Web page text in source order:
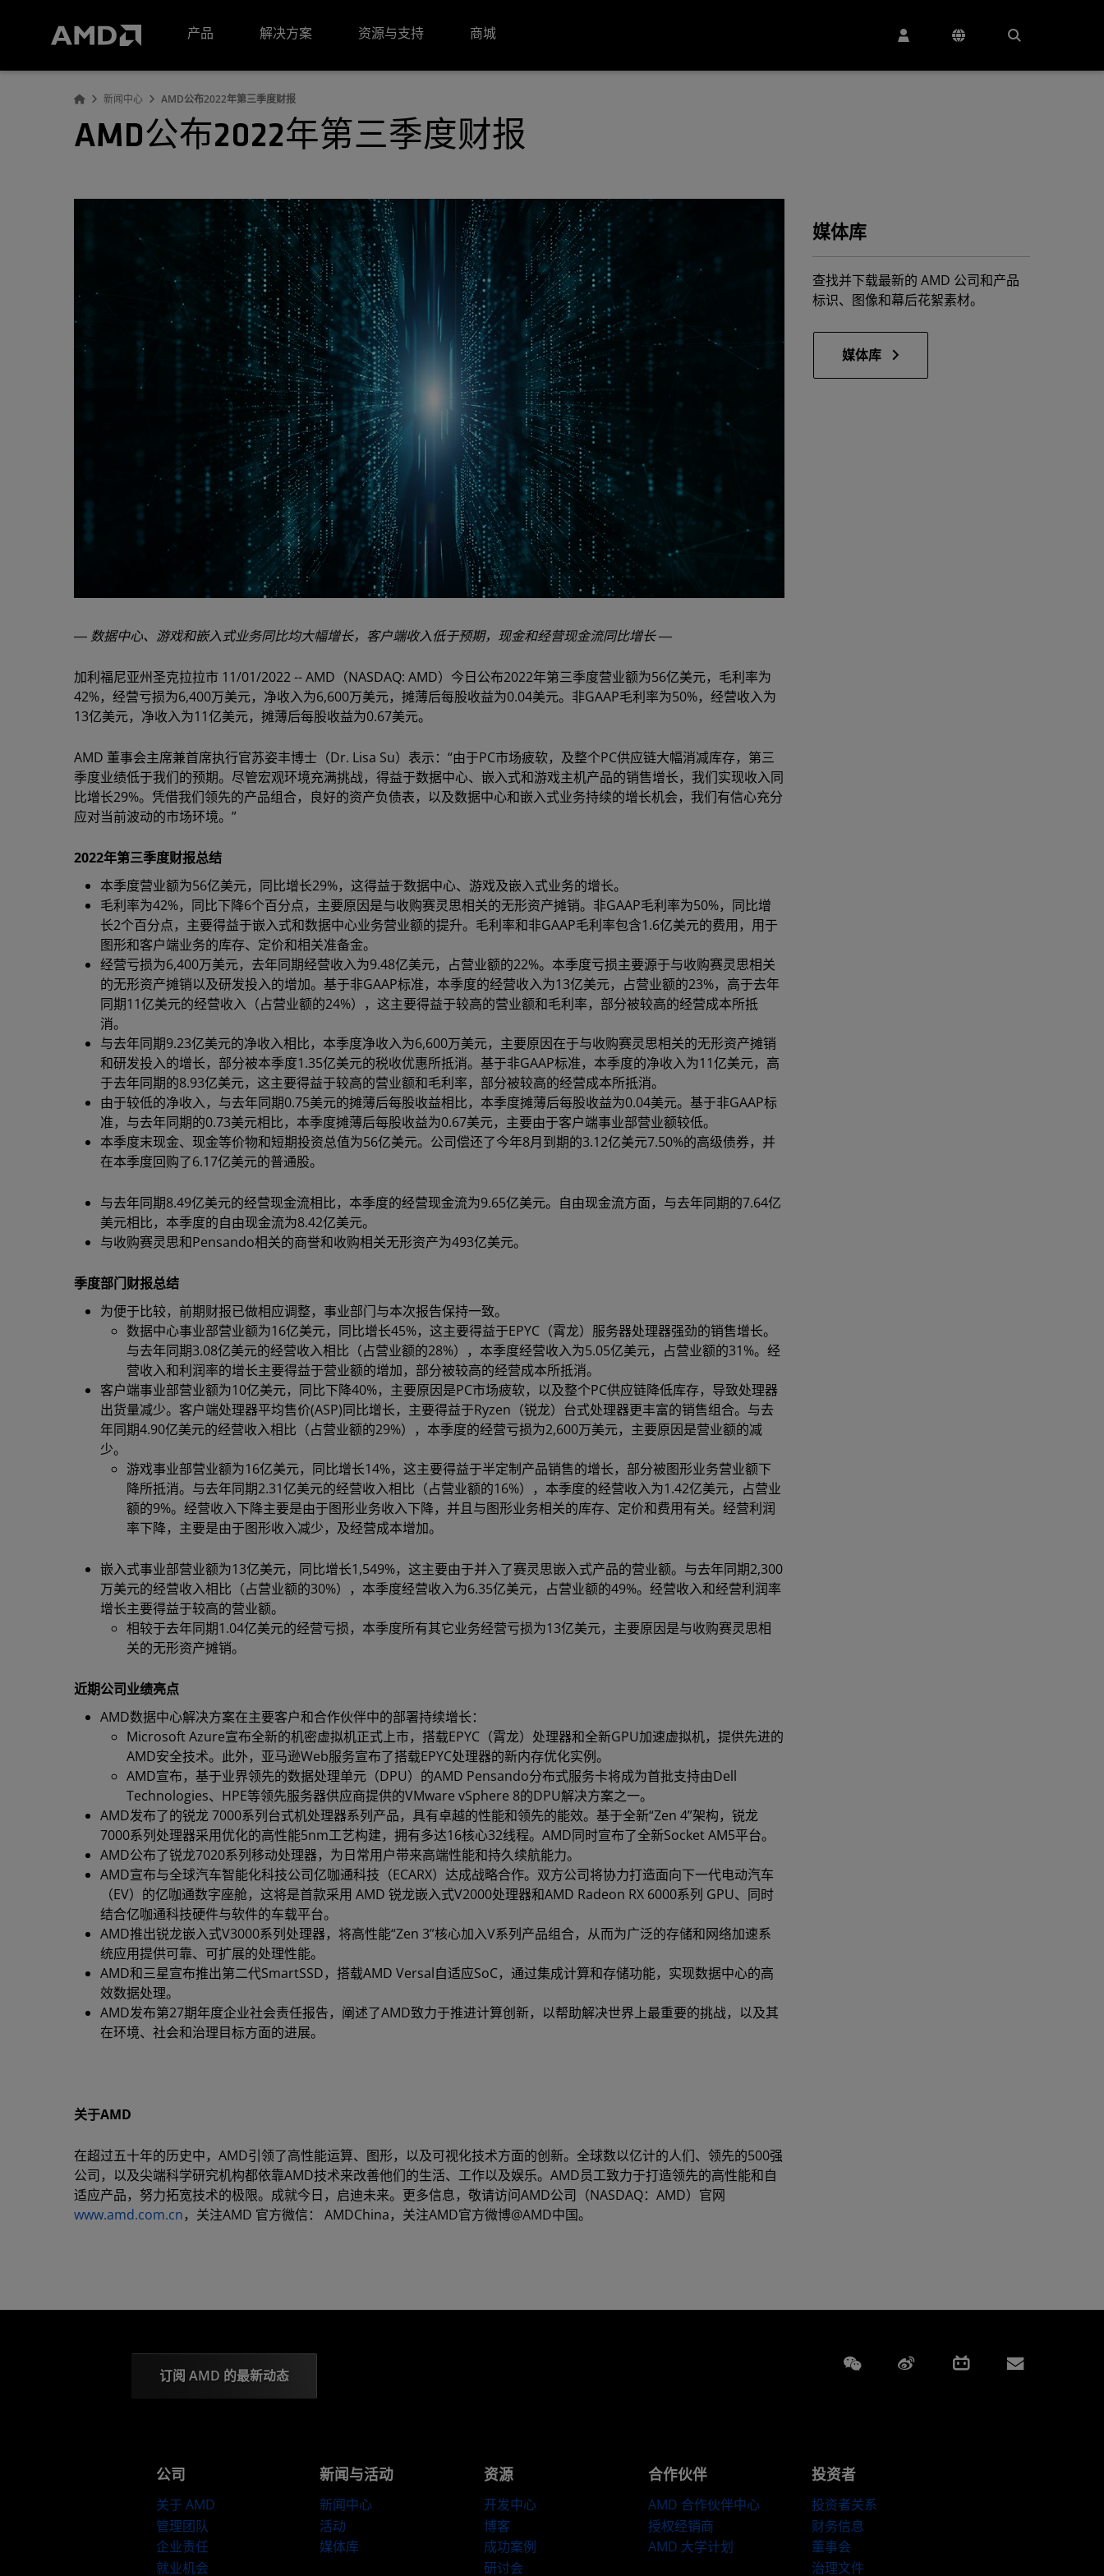
产品
解决方案 资源与支持 商城
新闻中心 AMD公布2022年第三季度财报
AMD公布2022年第三季度财报
― 数据中心、游戏和嵌入式业务同比均大幅增长，客户端收入低于预期，现金和经营现金流同比增长 ―
加利福尼亚州圣克拉拉市 11/01/2022 -- AMD（NASDAQ: AMD）今日公布2022年第三季度营业额为56亿美元，毛利率为
42%，经营亏损为6,400万美元，净收入为6,600万美元，摊薄后每股收益为0.04美元。非GAAP毛利率为50%，经营收入为
13亿美元，净收入为11亿美元，摊薄后每股收益为0.67美元。
AMD 董事会主席兼首席执行官苏姿丰博士（Dr. Lisa Su）表示：“由于PC市场疲软，及整个PC供应链大幅消减库存，第三
季度业绩低于我们的预期。尽管宏观环境充满挑战，得益于数据中心、嵌入式和游戏主机产品的销售增长，我们实现收入同
比增长29%。凭借我们领先的产品组合，良好的资产负债表，以及数据中心和嵌入式业务持续的增长机会，我们有信心充分
应对当前波动的市场环境。”
2022年第三季度财报总结
本季度营业额为56亿美元，同比增长29%，这得益于数据中心、游戏及嵌入式业务的增长。
毛利率为42%，同比下降6个百分点，主要原因是与收购赛灵思相关的无形资产摊销。非GAAP毛利率为50%，同比增
长2个百分点，主要得益于嵌入式和数据中心业务营业额的提升。毛利率和非GAAP毛利率包含1.6亿美元的费用，用于
图形和客户端业务的库存、定价和相关准备金。
经营亏损为6,400万美元，去年同期经营收入为9.48亿美元，占营业额的22%。本季度亏损主要源于与收购赛灵思相关
的无形资产摊销以及研发投入的增加。基于非GAAP标准，本季度的经营收入为13亿美元，占营业额的23%，高于去年
同期11亿美元的经营收入（占营业额的24%），这主要得益于较高的营业额和毛利率，部分被较高的经营成本所抵
消。
与去年同期9.23亿美元的净收入相比，本季度净收入为6,600万美元，主要原因在于与收购赛灵思相关的无形资产摊销
和研发投入的增长，部分被本季度1.35亿美元的税收优惠所抵消。基于非GAAP标准，本季度的净收入为11亿美元，高
于去年同期的8.93亿美元，这主要得益于较高的营业额和毛利率，部分被较高的经营成本所抵消。
由于较低的净收入，与去年同期0.75美元的摊薄后每股收益相比，本季度摊薄后每股收益为0.04美元。基于非GAAP标
准，与去年同期的0.73美元相比，本季度摊薄后每股收益为0.67美元，主要由于客户端事业部营业额较低。
本季度末现金、现金等价物和短期投资总值为56亿美元。公司偿还了今年8月到期的3.12亿美元7.50%的高级债券，并
在本季度回购了6.17亿美元的普通股。
与去年同期8.49亿美元的经营现金流相比，本季度的经营现金流为9.65亿美元。自由现金流方面，与去年同期的7.64亿
美元相比，本季度的自由现金流为8.42亿美元。
与收购赛灵思和Pensando相关的商誉和收购相关无形资产为493亿美元。
季度部门财报总结
为便于比较，前期财报已做相应调整，事业部门与本次报告保持一致。
数据中心事业部营业额为16亿美元，同比增长45%，这主要得益于EPYC（霄龙）服务器处理器强劲的销售增长。
与去年同期3.08亿美元的经营收入相比（占营业额的28%），本季度经营收入为5.05亿美元，占营业额的31%。经
营收入和利润率的增长主要得益于营业额的增加，部分被较高的经营成本所抵消。
客户端事业部营业额为10亿美元，同比下降40%，主要原因是PC市场疲软，以及整个PC供应链降低库存，导致处理器
出货量减少。客户端处理器平均售价(ASP)同比增长，主要得益于Ryzen（锐龙）台式处理器更丰富的销售组合。与去
年同期4.90亿美元的经营收入相比（占营业额的29%），本季度的经营亏损为2,600万美元，主要原因是营业额的减
少。
游戏事业部营业额为16亿美元，同比增长14%，这主要得益于半定制产品销售的增长，部分被图形业务营业额下
降所抵消。与去年同期2.31亿美元的经营收入相比（占营业额的16%），本季度的经营收入为1.42亿美元，占营业
额的9%。经营收入下降主要是由于图形业务收入下降，并且与图形业务相关的库存、定价和费用有关。经营利润
率下降，主要是由于图形收入减少，及经营成本增加。
嵌入式事业部营业额为13亿美元，同比增长1,549%，这主要由于并入了赛灵思嵌入式产品的营业额。与去年同期2,300
万美元的经营收入相比（占营业额的30%），本季度经营收入为6.35亿美元，占营业额的49%。经营收入和经营利润率
增长主要得益于较高的营业额。
相较于去年同期1.04亿美元的经营亏损，本季度所有其它业务经营亏损为13亿美元，主要原因是与收购赛灵思相
关的无形资产摊销。
近期公司业绩亮点
AMD数据中心解决方案在主要客户和合作伙伴中的部署持续增长：
Microsoft Azure宣布全新的机密虚拟机正式上市，搭载EPYC（霄龙）处理器和全新GPU加速虚拟机，提供先进的
AMD安全技术。此外，亚马逊Web服务宣布了搭载EPYC处理器的新内存优化实例。
AMD宣布，基于业界领先的数据处理单元（DPU）的AMD Pensando分布式服务卡将成为首批支持由Dell
Technologies、HPE等领先服务器供应商提供的VMware vSphere 8的DPU解决方案之一。
AMD发布了的锐龙 7000系列台式机处理器系列产品，具有卓越的性能和领先的能效。基于全新“Zen 4”架构，锐龙
7000系列处理器采用优化的高性能5nm工艺构建，拥有多达16核心32线程。AMD同时宣布了全新Socket AM5平台。
AMD公布了锐龙7020系列移动处理器，为日常用户带来高端性能和持久续航能力。
AMD宣布与全球汽车智能化科技公司亿咖通科技（ECARX）达成战略合作。双方公司将协力打造面向下一代电动汽车
（EV）的亿咖通数字座舱，这将是首款采用 AMD 锐龙嵌入式V2000处理器和AMD Radeon RX 6000系列 GPU、同时
结合亿咖通科技硬件与软件的车载平台。
AMD推出锐龙嵌入式V3000系列处理器，将高性能“Zen 3”核心加入V系列产品组合，从而为广泛的存储和网络加速系
统应用提供可靠、可扩展的处理性能。
AMD和三星宣布推出第二代SmartSSD，搭载AMD Versal自适应SoC，通过集成计算和存储功能，实现数据中心的高
效数据处理。
AMD发布第27期年度企业社会责任报告，阐述了AMD致力于推进计算创新，以帮助解决世界上最重要的挑战，以及其
在环境、社会和治理目标方面的进展。
关于AMD
在超过五十年的历史中，AMD引领了高性能运算、图形，以及可视化技术方面的创新。全球数以亿计的人们、领先的500强
公司，以及尖端科学研究机构都依靠AMD技术来改善他们的生活、工作以及娱乐。AMD员工致力于打造领先的高性能和自
适应产品，努力拓宽技术的极限。成就今日，启迪未来。更多信息，敬请访问AMD公司（NASDAQ：AMD）官网
www.amd.com.cn，关注AMD 官方微信： AMDChina，关注AMD官方微博@AMD中国。
媒体库
查找并下载最新的 AMD 公司和产品
标识、图像和幕后花絮素材。
媒体库
订阅 AMD 的最新动态
Weixin Weibo Bilibili
公司
关于 AMD
管理团队
企业责任
就业机会
新闻与活动
新闻中心
活动
媒体库
资源
开发中心
博客
成功案例
研讨会
合作伙伴
AMD 合作伙伴中心
授权经销商
AMD 大学计划
投资者
投资者关系
财务信息
董事会
治理文件